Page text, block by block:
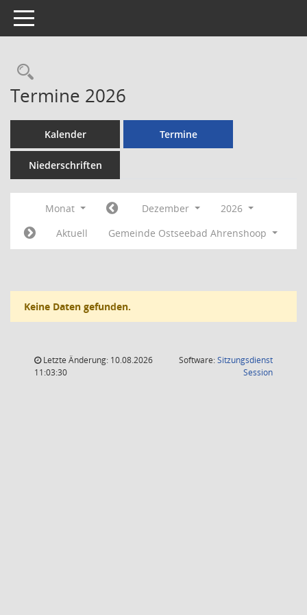
Toggle navigation
Rechercheauswahl
Termine 2026
Kalender Termine
Niederschriften
Monat Dezember
2026
Aktuell
Gemeinde Ostseebad Ahrenshoop
Keine Daten gefunden.
Letzte Änderung: 10.08.2026
11:03:30
Software:Sitzungsdienst
Session(Wird in